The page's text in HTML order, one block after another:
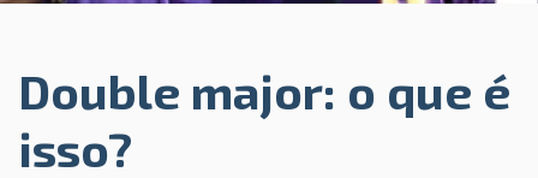
Double major: o que é
isso?